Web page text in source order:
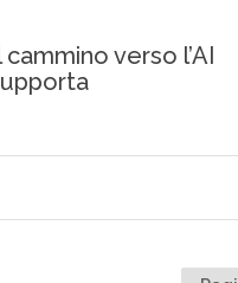
verso l’AI